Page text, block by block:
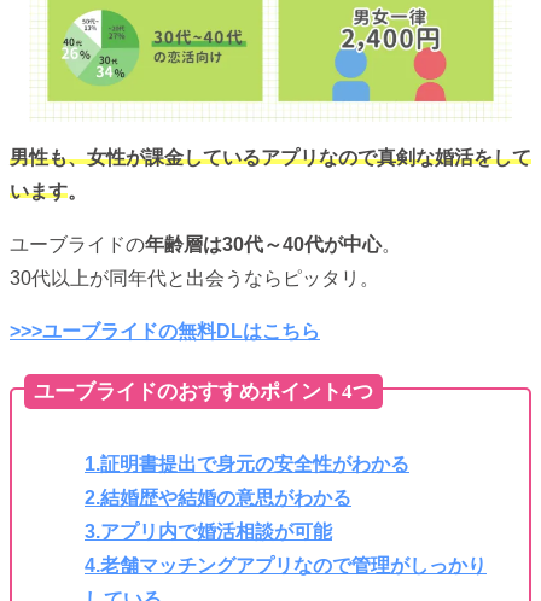
男性も、女性が課金しているアプリなので真剣な婚活をして
います。
ユーブライドの年齢層は30代～40代が中心。
30代以上が同年代と出会うならピッタリ。
>>>ユーブライドの無料DLはこちら
ユーブライドのおすすめポイント4つ
1.証明書提出で身元の安全性がわかる
2.結婚歴や結婚の意思がわかる
3.アプリ内で婚活相談が可能
4.老舗マッチングアプリなので管理がしっかり